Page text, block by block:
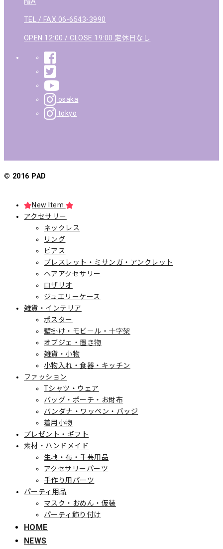
TEL / FAX 06-6543-3990
OPEN 12:00 / CLOSE 19:00 定休日なし
osaka
tokyo
© 2016 PAD
New Item
アクセサリー
ネックレス
リング
ピアス
ブレスレット・ミサンガ・アンクレット
ヘアアクセサリー
ロザリオ
ジュエリーケース
雑貨・インテリア
ポスター
壁掛け・モビール・十字架
オブジェ・置き物
雑貨・小物
小物入れ・食器・キッチン
ファッション
Tシャツ・ウェア
バッグ・ポーチ・お財布
バンダナ・ワッペン・バッジ
着用小物
プレゼント・ギフト
素材・ハンドメイド
生地・布・手芸用品
アクセサリーパーツ
手作り用パーツ
パーティ用品
マスク・おめん・仮装
パーティ飾り付け
HOME
NEWS